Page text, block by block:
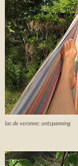
lac de veronne: ontspanning